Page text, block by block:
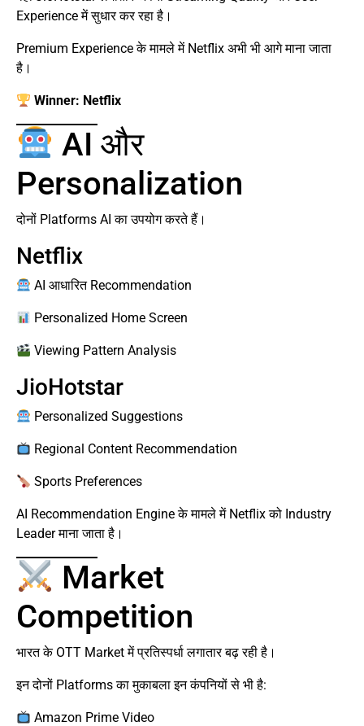
Experience में सुधार कर रहा है।
Premium Experience के मामले में Netflix अभी भी आगे माना जाता
है।
Winner: Netflix
AI और
Personalization
दोनों Platforms AI का उपयोग करते हैं।
Netflix
AI आधारित Recommendation
Personalized Home Screen
Viewing Pattern Analysis
JioHotstar
Personalized Suggestions
Regional Content Recommendation
Sports Preferences
AI Recommendation Engine के मामले में Netflix को Industry
Leader माना जाता है।
Market
Competition
भारत के OTT Market में प्रतिस्पर्धा लगातार बढ़ रही है।
इन दोनों Platforms का मुकाबला इन कंपनियों से भी है:
Amazon Prime Video